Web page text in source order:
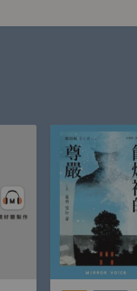
《在春天走進果園》、
（皆立緒文化出版）。